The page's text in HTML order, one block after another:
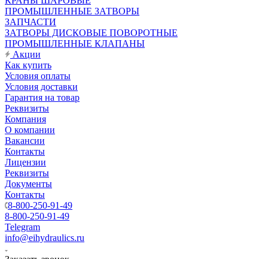
ПРОМЫШЛЕННЫЕ ЗАТВОРЫ
ЗАПЧАСТИ
ЗАТВОРЫ ДИСКОВЫЕ ПОВОРОТНЫЕ
ПРОМЫШЛЕННЫЕ КЛАПАНЫ
Акции
Как купить
Условия оплаты
Условия доставки
Гарантия на товар
Реквизиты
Компания
О компании
Вакансии
Контакты
Лицензии
Реквизиты
Документы
Контакты
8-800-250-91-49
8-800-250-91-49
Telegram
info@eihydraulics.ru